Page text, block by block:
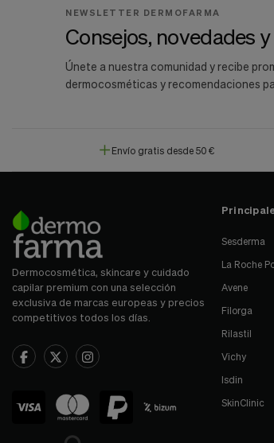
NEWSLETTER DERMOFARMA
Consejos, novedades
Únete a nuestra comunidad y recibe
dermocosméticas y recomendaciones
Envío gratis desde 50 €
Dermocosmética, skincare y cuidado
capilar premium con una selección
exclusiva de marcas europeas y precios
competitivos todos los días.
Sesderma
La Roche
Avene
Filorga
Rilastil
Vichy
Isdin
SkinClinic